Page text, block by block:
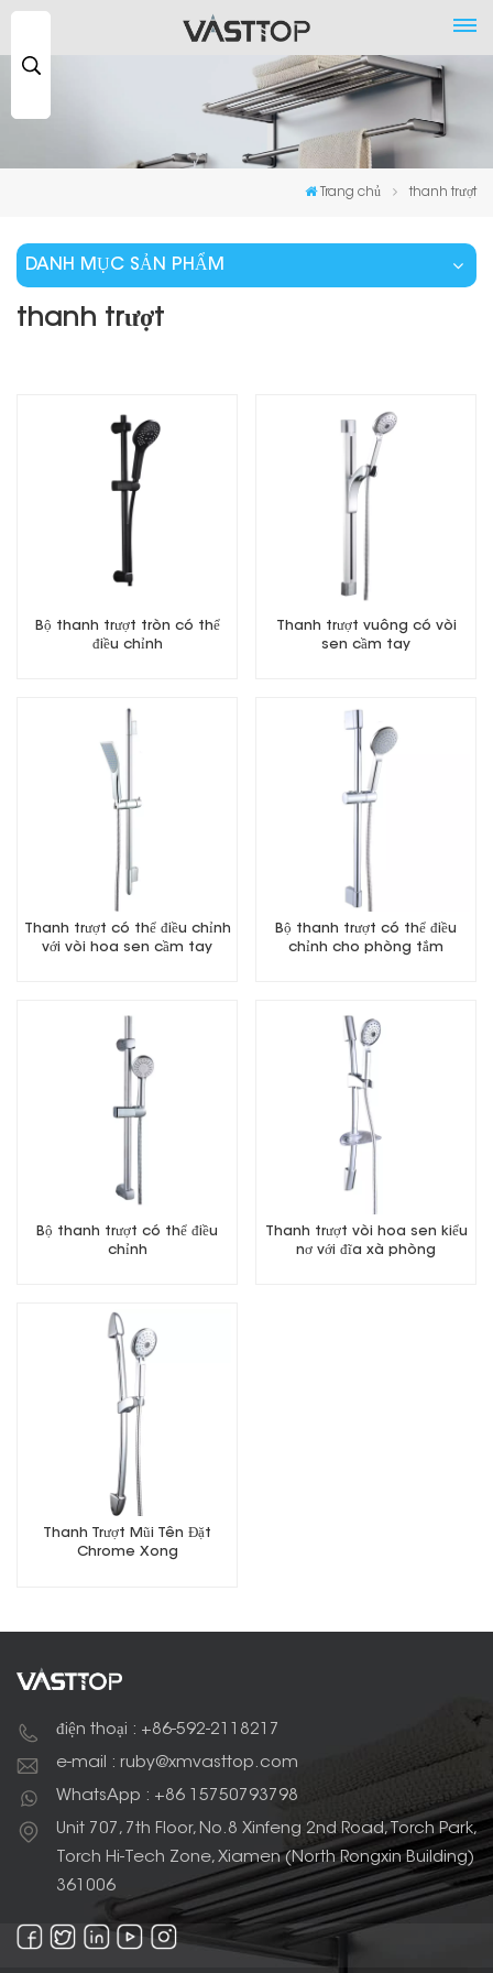
Trang chủ thanh trượt
DANH MỤC SẢN PHẨM
thanh trượt
Bộ thanh trượt tròn có thể
điều chỉnh
Thanh trượt vuông có vòi
sen cầm tay
Thanh trượt có thể điều chỉnh
với vòi hoa sen cầm tay
Bộ thanh trượt có thể điều
chỉnh cho phòng tắm
Bộ thanh trượt có thể điều
chỉnh
Thanh trượt vòi hoa sen kiểu
nơ với đĩa xà phòng
Thanh Trượt Mũi Tên Đặt
Chrome Xong
điện thoại : +86-592-2118217
e-mail : ruby@xmvasttop.com
WhatsApp : +86 15750793798
Unit 707, 7th Floor, No.8 Xinfeng 2nd Road, Torch Park,
Torch Hi-Tech Zone, Xiamen (North Rongxin Building)
361006